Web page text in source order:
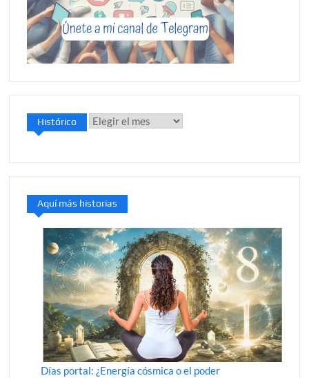
Histórico Histórico
Aquí más historias
Días portal: ¿Energía cósmica o el poder